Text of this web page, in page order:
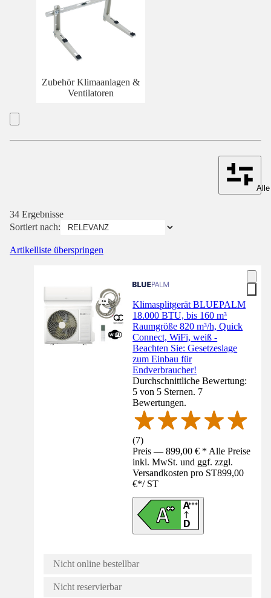
Zubehör Klimaanlagen &
Ventilatoren
34 Ergebnisse
Sortiert nach:
Artikelliste überspringen
Klimasplitgerät BLUEPALM
18.000 BTU, bis 160 m³
Raumgröße 820 m³/h, Quick
Connect, WiFi, weiß -
Beachten Sie: Gesetzeslage
zum Einbau für
Endverbraucher!
Durchschnittliche Bewertung:
5 von 5 Sternen. 7
Bewertungen.
(7)
Preis — 899,00 € * Alle Preise
inkl. MwSt. und ggf. zzgl.
Versandkosten pro ST899,00
€*/ ST
Nicht online bestellbar
Nicht reservierbar